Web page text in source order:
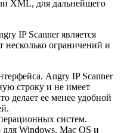
XML, для дальнейшего
IP Scanner является
несколько ограничений и
Angry IP Scanner
строку и не имеет
делает ее менее удобной
систем.
Windows, Mac OS и